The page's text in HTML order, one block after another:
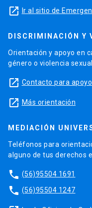
launch Ir al sitio de
DISCRIMINACIÓN Y
Orientación y apoyo en
género o violencia
launch Contacto para apoyo
launch Más orientación
MEDIACIÓN
Teléfonos para
alguno de tus derechos
phone (56)95504 1691
phone (56)95504 1247